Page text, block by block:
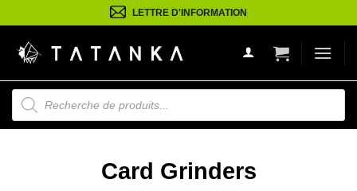
au
contenu
LETTRE D'INFORMATION
Recherche
de
produits
Card Grinders